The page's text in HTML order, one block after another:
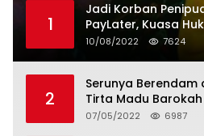
1
Jadi Korban
PayLater, Kuasa
Penangguhan
10/08/2022 7624
2
Serunya Berendam
Tirta Madu Barokah
07/05/2022 6987